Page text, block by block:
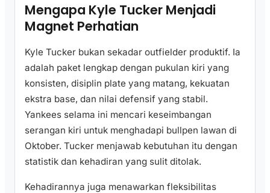
Mengapa Kyle Tucker Menjadi
Magnet Perhatian
Kyle Tucker bukan sekadar outfielder produktif. Ia
adalah paket lengkap dengan pukulan kiri yang
konsisten, disiplin plate yang matang, kekuatan
ekstra base, dan nilai defensif yang stabil.
Yankees selama ini mencari keseimbangan
serangan kiri untuk menghadapi bullpen lawan di
Oktober. Tucker menjawab kebutuhan itu dengan
statistik dan kehadiran yang sulit ditolak.
Kehadirannya juga menawarkan fleksibilitas